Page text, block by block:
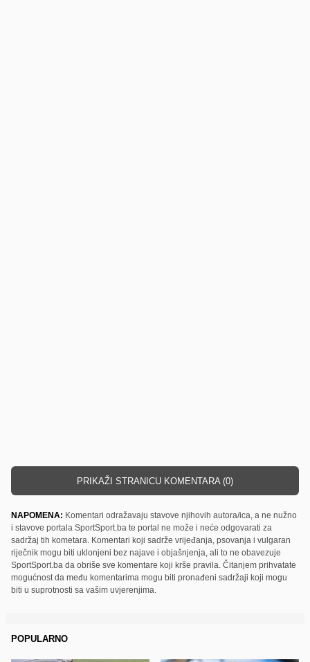
PRIKAŽI STRANICU KOMENTARA (0)
NAPOMENA: Komentari odražavaju stavove njihovih autora/ica, a ne nužno
i stavove portala SportSport.ba te portal ne može i neće odgovarati za
sadržaj tih kometara. Komentari koji sadrže vrijeđanja, psovanja i vulgaran
riječnik mogu biti uklonjeni bez najave i objašnjenja, ali to ne obavezuje
SportSport.ba da obriše sve komentare koji krše pravila. Čitanjem prihvatate
mogućnost da među komentarima mogu biti pronađeni sadržaji koji mogu
biti u suprotnosti sa vašim uvjerenjima.
POPULARNO